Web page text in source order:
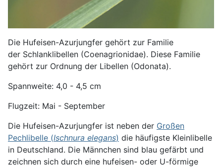
Die Hufeisen-Azurjungfer gehört zur Familie
der Schlanklibellen (Coenagrionidae). Diese Familie
gehört zur Ordnung der Libellen (Odonata).
Spannweite: 4,0 - 4,5 cm
Flugzeit: Mai - September
Die Hufeisen-Azurjungfer ist neben der Großen
Pechlibelle (Ischnura elegans) die häufigste Kleinlibelle
in Deutschland. Die Männchen sind blau gefärbt und
zeichnen sich durch eine hufeisen- oder U-förmige